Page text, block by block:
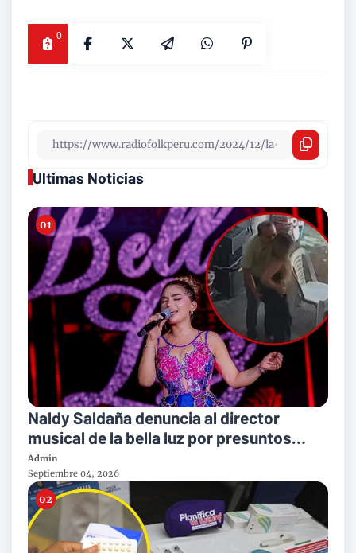
0
Ultimas Noticias
Naldy Saldaña denuncia al director
musical de la bella luz por presuntos
tocamientos indebidos
Admin
Septiembre 04, 2026